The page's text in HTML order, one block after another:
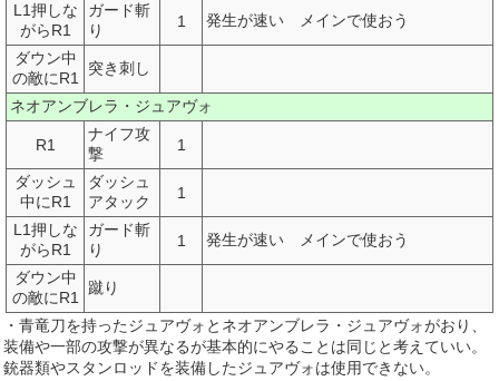
L1押しな
がらR1
ガード斬
り
1 発生が速い メインで使おう
ダウン中
の敵にR1
突き刺し
ネオアンブレラ・ジュアヴォ
R1
ナイフ攻
撃
1
ダッシュ
中にR1
ダッシュ
アタック
1
L1押しな
がらR1
ガード斬
り
1 発生が速い メインで使おう
ダウン中
の敵にR1
蹴り
・青竜刀を持ったジュアヴォとネオアンブレラ・ジュアヴォがおり、
装備や一部の攻撃が異なるが基本的にやることは同じと考えていい。
銃器類やスタンロッドを装備したジュアヴォは使用できない。